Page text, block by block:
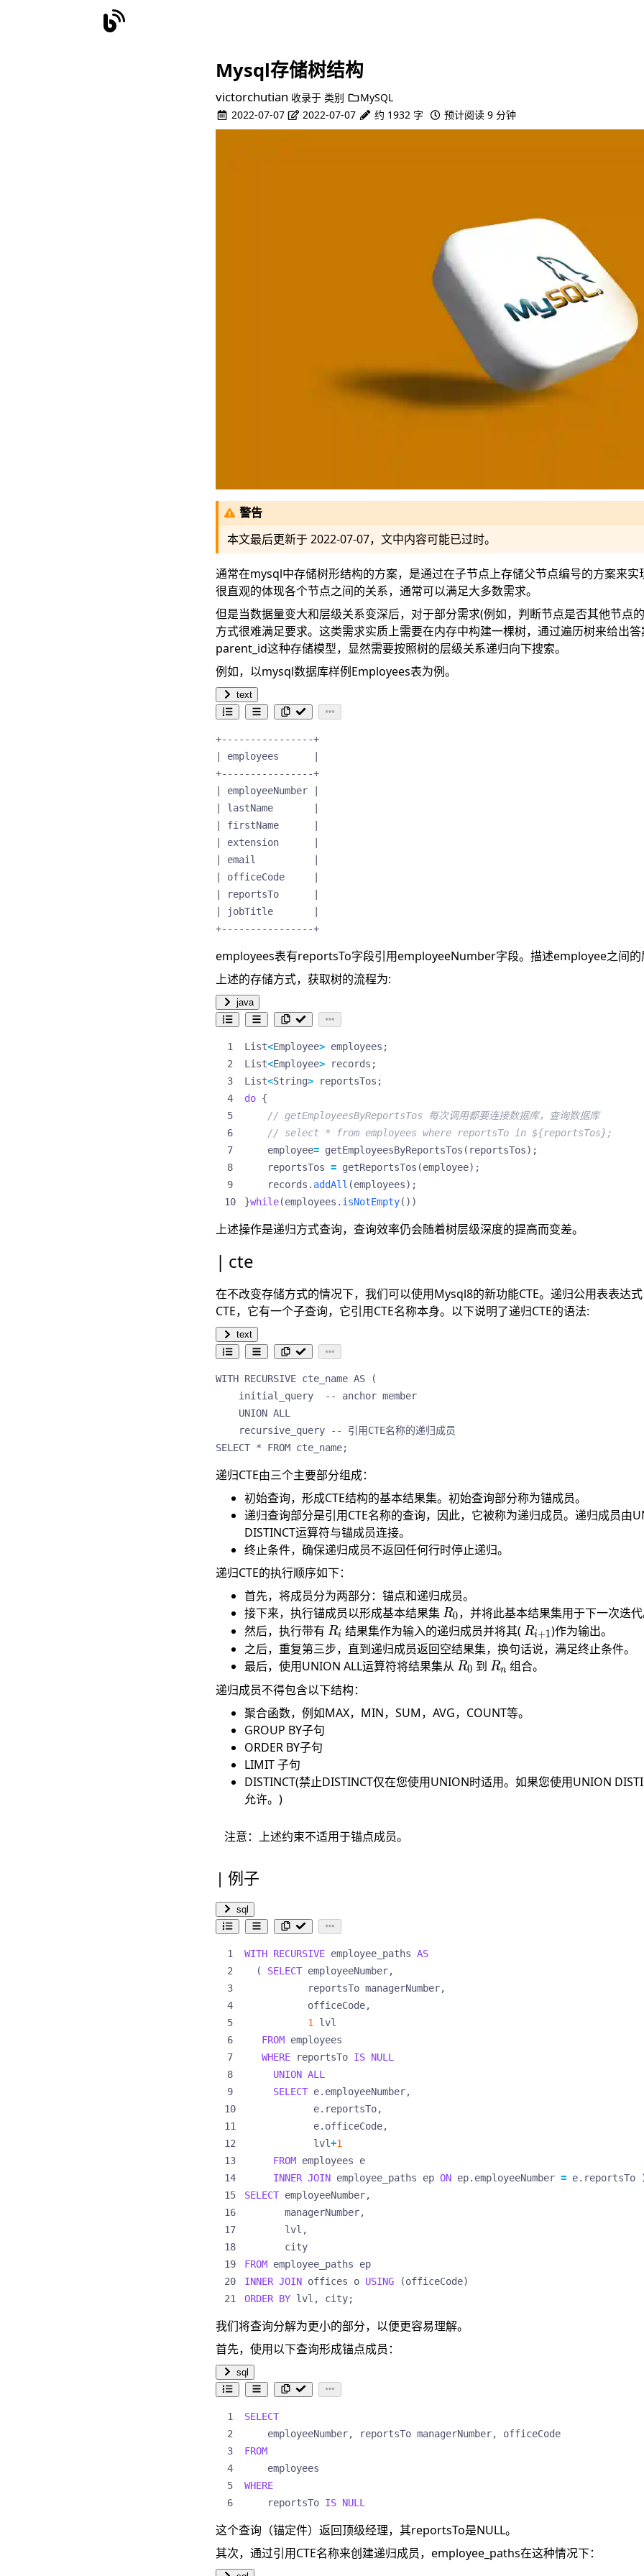
Mysql存储树结构
victorchutian 收录于 类别
MySQL
2022-07-07
2022-07-07 约 1932 字 预计阅读 9 分钟
警告
本文最后更新于2022-07-07，文中内容可能已过时。
通常在mysql中存储树形结构的方案，是通过在子节点上存储父节点编号的方案来实
很直观的体现各个节点之间的关系，通常可以满足大多数需求。
但是当数据量变大和层级关系变深后，对于部分需求(例如，判断节点是否其他节点
方式很难满足要求。这类需求实质上需要在内存中构建一棵树，通过遍历树来给出
parent_id这种存储模型，显然需要按照树的层级关系递归向下搜索。
例如，以mysql数据库样例Employees表为例。
text
+----------------+
| employees      |
+----------------+
| employeeNumber |
| lastName       |
| firstName      |
| extension      |
| email          |
| officeCode     |
| reportsTo      |
| jobTitle       |
+----------------+
employees表有reportsTo字段引用employeeNumber字段。描述employee之间的
上述的存储方式，获取树的流程为:
java
List<Employee> employees ;
List<Employee> records ;
List<String> reportsTos ;
do {
// getEmployeesByReportsTos 每次调用都要连接数据库，查询数据库
// select * from employees where reportsTo in ${reportsTos};
employee= getEmployeesByReportsTos ( reportsTos);
reportsTos = getReportsTos (employee);
records . addAll (employees);
}while(employees . isNotEmpty())
上述操作是递归方式查询，查询效率仍会随着树层级深度的提高而变差。
cte
在不改变存储方式的情况下，我们可以使用Mysql8的新功能CTE。递归公用表表达
CTE，它有一个子查询，它引用CTE名称本身。以下说明了递归CTE的语法:
text
WITH RECURSIVE cte_name AS (
    initial_query  -- anchor member
    UNION ALL
    recursive_query -- 引用CTE名称的递归成员
SELECT * FROM cte_name;
递归CTE由三个主要部分组成：
初始查询，形成CTE结构的基本结果集。初始查询部分称为锚成员。
递归查询部分是引用CTE名称的查询，因此，它被称为递归成员。递归成员由
DISTINCT运算符与锚成员连接。
终止条件，确保递归成员不返回任何行时停止递归。
递归CTE的执行顺序如下：
首先，将成员分为两部分：锚点和递归成员。
接下来，执行锚成员以形成基本结果集R_0
R0，并将此基本结果集用于下一次迭代
然后，执行带有R_i
Ri 结果集作为输入的递归成员并将其(R_{i+1}
Ri+1)作为输出。
之后，重复第三步，直到递归成员返回空结果集，换句话说，满足终止条件。
最后，使用UNION ALL运算符将结果集从R_0
R0 到R_n
Rn 组合。
递归成员不得包含以下结构：
聚合函数，例如MAX，MIN，SUM，AVG，COUNT等。
GROUP BY子句
ORDER BY子句
LIMIT 子句
DISTINCT(禁止DISTINCT仅在您使用UNION时适用。如果您使用UNION
允许。)
注意：上述约束不适用于锚点成员。
例子
sql
WITH RECURSIVE employee_paths AS
(
SELECT employeeNumber,
reportsTo managerNumber,
officeCode,
1
lvl
FROM employees
WHERE
reportsTo IS NULL
UNION ALL
SELECT e. employeeNumber,
e. reportsTo,
e. officeCode,
lvl+1
FROM employees
e
INNER JOIN employee_paths ep ON ep. employeeNumber = e. reportsTo
SELECT employeeNumber,
managerNumber,
lvl ,
city
FROM employee_paths
ep
INNER JOIN offices o USING (officeCode)
ORDER BY lvl , city;
我们将查询分解为更小的部分，以便更容易理解。
首先，使用以下查询形成锚点成员：
sql
SELECT
employeeNumber, reportsTo managerNumber,
officeCode
FROM
employees
WHERE
reportsTo IS NULL
这个查询（锚定件）返回顶级经理，其reportsTo是NULL。
其次，通过引用CTE名称来创建递归成员，employee_paths在这种情况下：